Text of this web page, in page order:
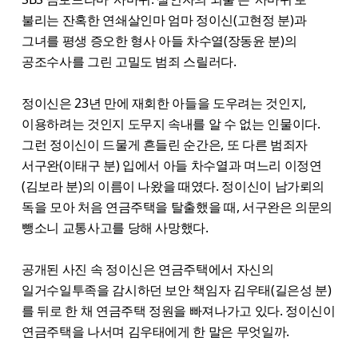
불리는 잔혹한 연쇄살인마 엄마 정이신(고현정 분)과
그녀를 평생 증오한 형사 아들 차수열(장동윤 분)의
공조수사를 그린 고밀도 범죄 스릴러다.
정이신은 23년 만에 재회한 아들을 도우려는 것인지,
이용하려는 것인지 도무지 속내를 알 수 없는 인물이다.
그런 정이신이 드물게 흔들린 순간은, 또 다른 범죄자
서구완(이태구 분) 입에서 아들 차수열과 며느리 이정연
(김보라 분)의 이름이 나왔을 때였다. 정이신이 남가뢰의
독을 모아 처음 연금주택을 탈출했을 때, 서구완은 의문의
뺑소니 교통사고를 당해 사망했다.
공개된 사진 속 정이신은 연금주택에서 자신의
일거수일투족을 감시하던 보안 책임자 김우태(길은성 분)
를 뒤로 한 채 연금주택 정원을 빠져나가고 있다. 정이신이
연금주택을 나서며 김우태에게 한 말은 무엇일까.